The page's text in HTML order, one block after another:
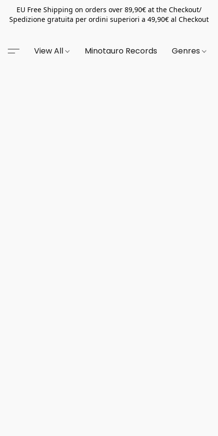
EU Free Shipping on orders over 89,90€ at the Checkout/
Spedizione gratuita per ordini superiori a 49,90€ al Checkout
View All Minotauro Records Genres